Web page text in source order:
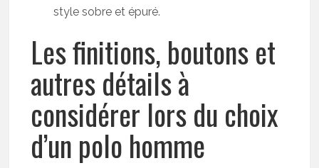
style sobre et épuré.
Les finitions, boutons et
autres détails à
considérer lors du choix
d’un polo homme